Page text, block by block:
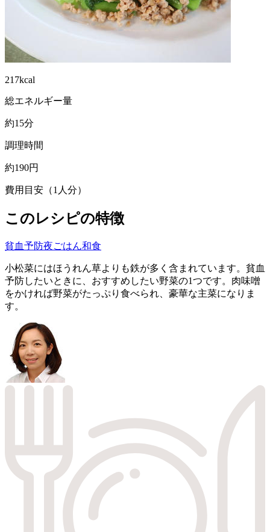
217kcal
総エネルギー量
約15分
調理時間
約190円
費用目安（1人分）
このレシピの特徴
貧血予防夜ごはん和食
小松菜にはほうれん草よりも鉄が多く含まれています。貧血
予防したいときに、おすすめしたい野菜の1つです。肉味噌
をかければ野菜がたっぷり食べられ、豪華な主菜になりま
す。